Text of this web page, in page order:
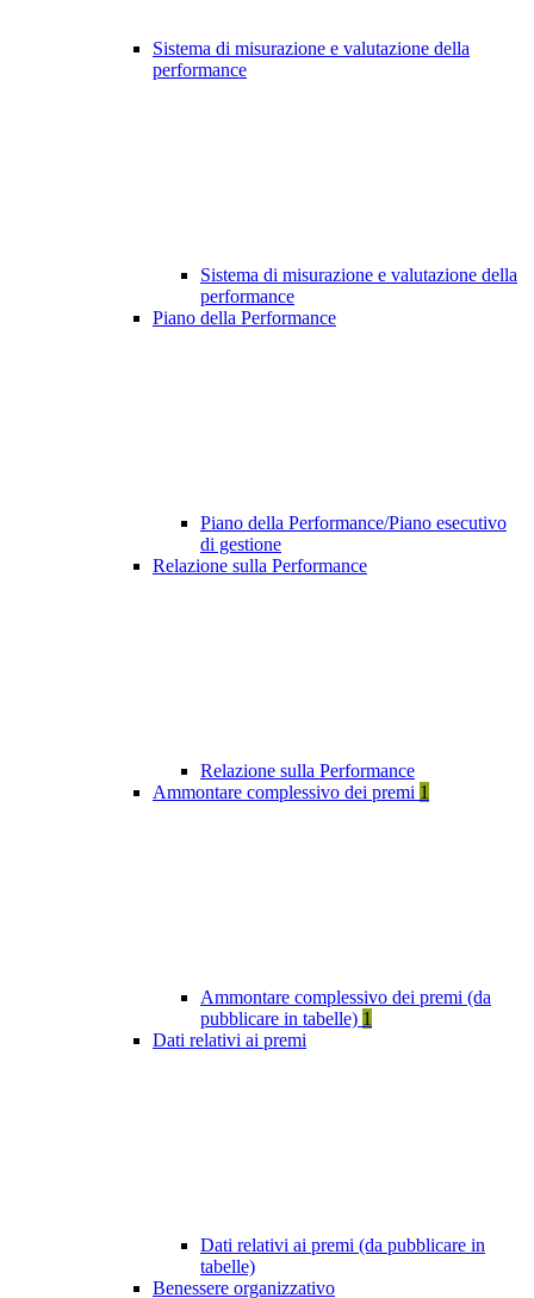
Sistema di misurazione e valutazione della
performance
Sistema di misurazione e valutazione della
performance
Piano della Performance
Piano della Performance/Piano esecutivo
di gestione
Relazione sulla Performance
Relazione sulla Performance
Ammontare complessivo dei premi 1
Ammontare complessivo dei premi (da
pubblicare in tabelle) 1
Dati relativi ai premi
Dati relativi ai premi (da pubblicare in
tabelle)
Benessere organizzativo